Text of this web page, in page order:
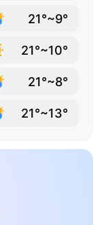
21°~9°
21°~10°
21°~8°
21°~13°